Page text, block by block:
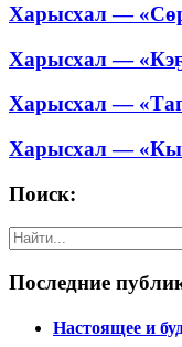
Харысхал —
Харысхал —
Харысхал —
Харысхал —
Поиск:
Последние
Настоящее и